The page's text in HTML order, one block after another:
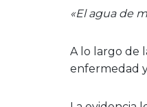
«El agua de
A lo largo de
enfermedad